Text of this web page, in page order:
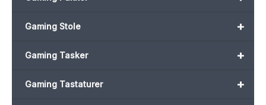
+
Gaming Stole
+
Gaming Tasker
+
Gaming Tastaturer